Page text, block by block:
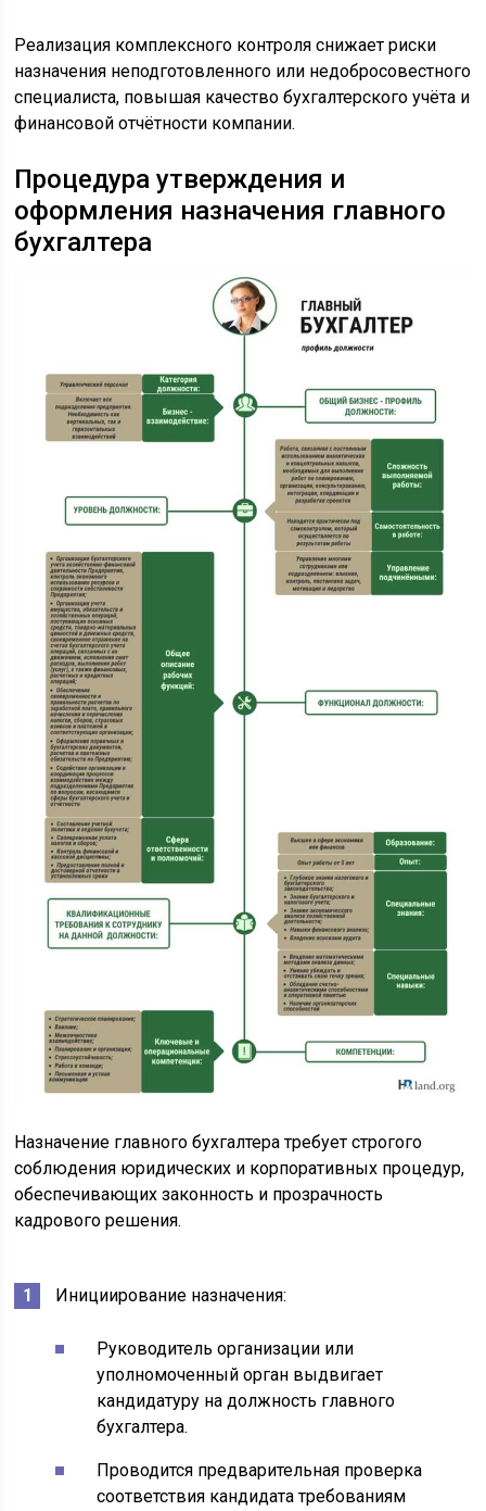
Реализация комплексного контроля снижает риски
назначения неподготовленного или недобросовестного
специалиста, повышая качество бухгалтерского учёта и
финансовой отчётности компании.
Процедура утверждения и
оформления назначения главного
бухгалтера
Назначение главного бухгалтера требует строгого
соблюдения юридических и корпоративных процедур,
обеспечивающих законность и прозрачность
кадрового решения.
Инициирование назначения:
Руководитель организации или
уполномоченный орган выдвигает
кандидатуру на должность главного
бухгалтера.
Проводится предварительная проверка
соответствия кандидата требованиям